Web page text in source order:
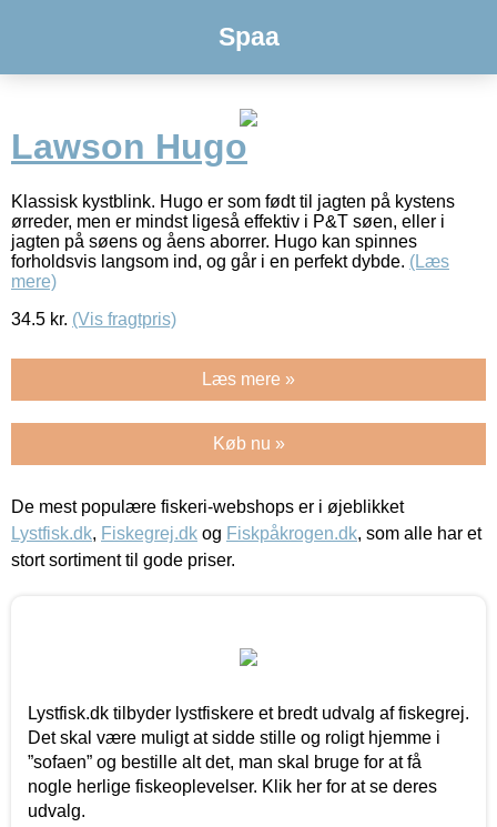
Spaa
Lawson Hugo
Klassisk kystblink. Hugo er som født til jagten på kystens
ørreder, men er mindst ligeså effektiv i P&T søen, eller i
jagten på søens og åens aborrer. Hugo kan spinnes
forholdsvis langsom ind, og går i en perfekt dybde. (Læs
mere)
34.5 kr. (Vis fragtpris)
Læs mere »
Køb nu »
De mest populære fiskeri-webshops er i øjeblikket
Lystfisk.dk, Fiskegrej.dk og Fiskpåkrogen.dk, som alle har et
stort sortiment til gode priser.
Lystfisk.dk tilbyder lystfiskere et bredt udvalg af fiskegrej.
Det skal være muligt at sidde stille og roligt hjemme i
”sofaen” og bestille alt det, man skal bruge for at få
nogle herlige fiskeoplevelser. Klik her for at se deres
udvalg.